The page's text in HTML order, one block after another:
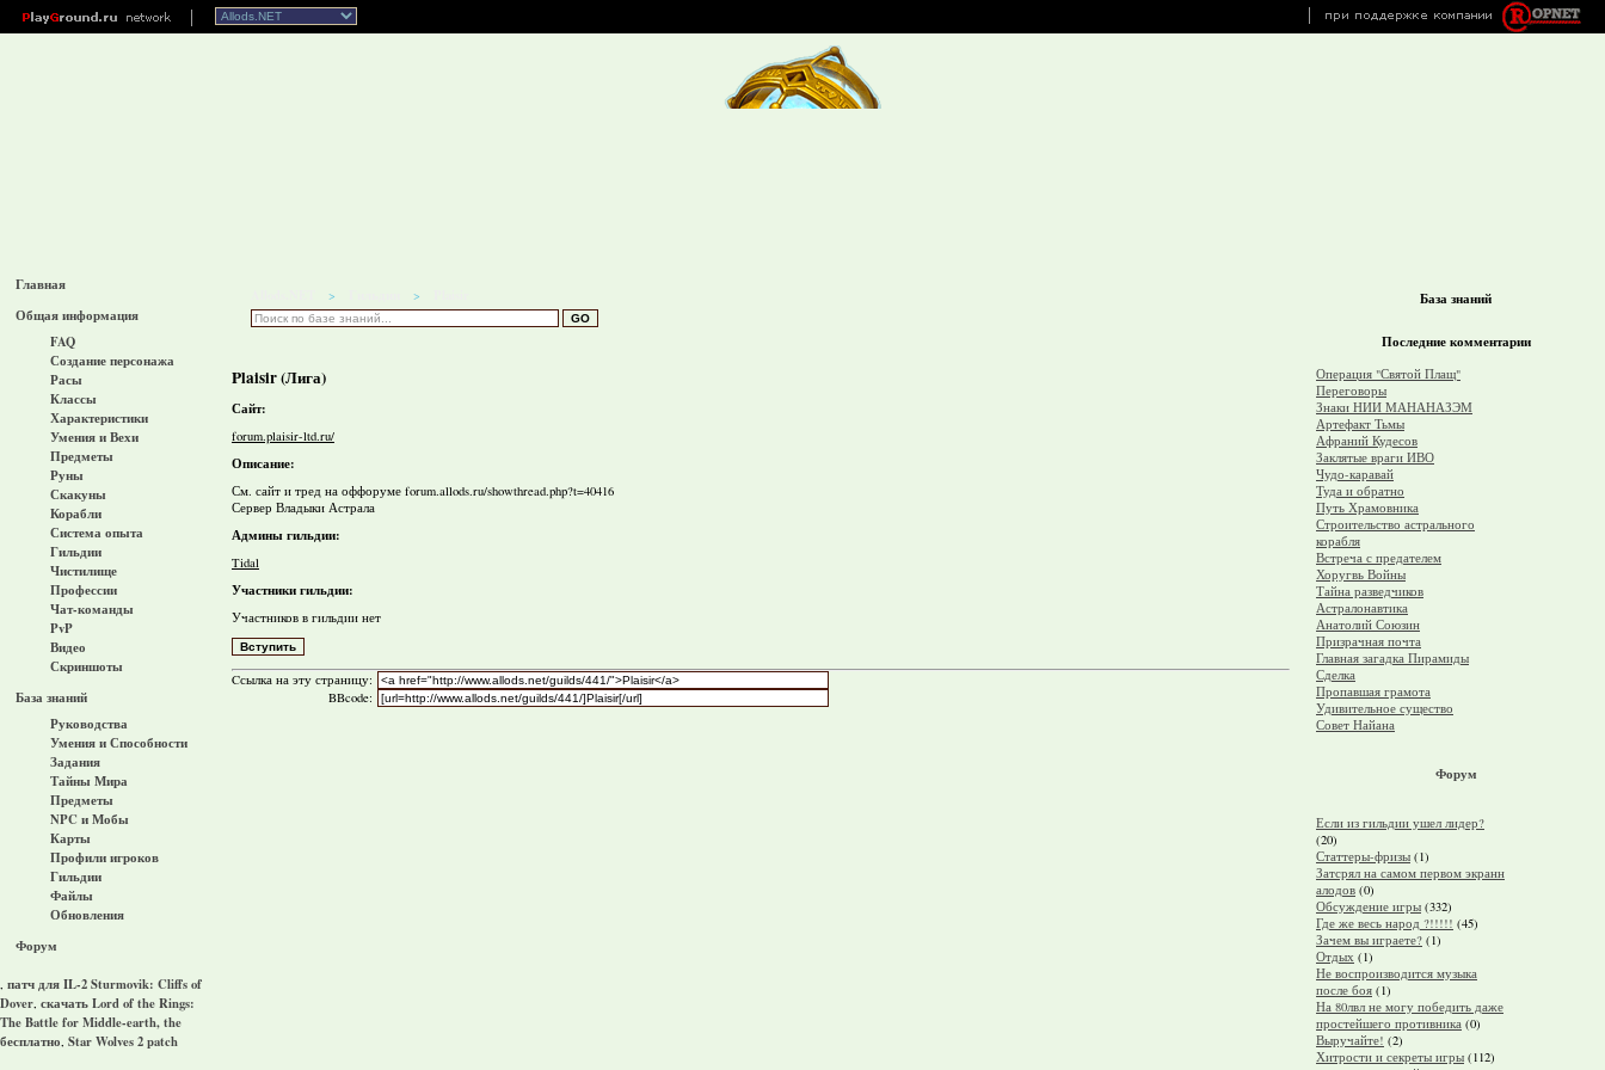
Главная
Общая информация
FAQ
Создание персонажа
Расы
Классы
Характеристики
Умения и Вехи
Предметы
Руны
Скакуны
Корабли
Система опыта
Гильдии
Чистилище
Профессии
Чат-команды
PvP
Видео
Скриншоты
База знаний
Руководства
Умения и Способности
Задания
Тайны Мира
Предметы
NPC и Мобы
Карты
Профили игроков
Гильдии
Файлы
Обновления
Форум
, патч для IL-2 Sturmovik: Cliffs of
Dover, скачать Lord of the Rings:
The Battle for Middle-earth, the
бесплатно, Star Wolves 2 patch
> >
Plaisir (Лига)
Сайт:
forum.plaisir-ltd.ru/
Описание:
См. сайт и тред на оффоруме forum.allods.ru/showthread.php?t=40416
Сервер Владыки Астрала
Админы гильдии:
Tidal
Участники гильдии:
Участников в гильдии нет
Cсылка на эту страницу:
BBcode:
База знаний
Последние комментарии
Операция "Святой Плащ"
Переговоры
Знаки НИИ МАНАНАЗЭМ
Артефакт Тьмы
Афраний Кудесов
Заклятые враги ИВО
Чудо-каравай
Туда и обратно
Путь Храмовника
Строительство астрального
корабля
Встреча с предателем
Хоругвь Войны
Тайна разведчиков
Астралонавтика
Анатолий Союзин
Призрачная почта
Главная загадка Пирамиды
Сделка
Пропавшая грамота
Удивительное существо
Совет Найана
Форум
Если из гильдии ушел лидер?
(20)
Статтеры-фризы (1)
Затсрял на самом первом экранн
алодов (0)
Обсуждение игры (332)
Где же весь народ ?!!!!! (45)
Зачем вы играете? (1)
Отдых (1)
Не воспроизводится музыка
после боя (1)
На 80лвл не могу победить даже
простейшего противника (0)
Выручайте! (2)
Хитрости и секреты игры (112)